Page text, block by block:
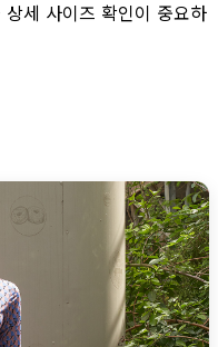
세 사이즈 확인이 중요하